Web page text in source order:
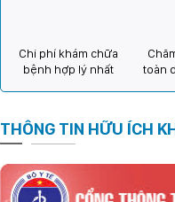
Chi phí khám chữa
bệnh hợp lý nhất
toàn
THÔNG TIN HỮU ÍCH